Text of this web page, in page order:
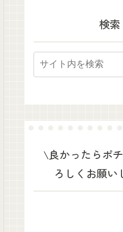
検索
\良かったらポ
ろしくお願